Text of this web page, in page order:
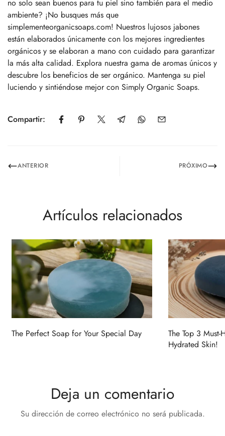
no solo sean buenos para tu piel sino también para el medio
ambiente? ¡No busques más que
simplementeorganicsoaps.com! Nuestros lujosos jabones
están elaborados únicamente con los mejores ingredientes
orgánicos y se elaboran a mano con cuidado para garantizar
la más alta calidad. Explora nuestra gama de aromas únicos y
descubre los beneficios de ser orgánico. Mantenga su piel
luciendo y sintiéndose mejor con Simply Organic Soaps.
Compartir:
ANTERIOR PRÓXIMO
Artículos relacionados
The Perfect Soap for Your Special Day
The Top 3
Hydrated Skin!
Deja un comentario
Su dirección de correo electrónico no será publicada.